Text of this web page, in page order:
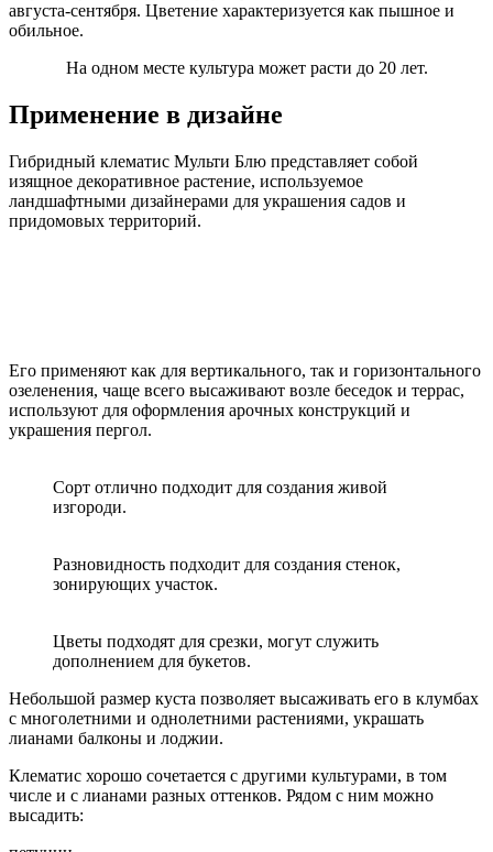
августа-сентября. Цветение характеризуется как пышное и
обильное.
На одном месте культура может расти до 20 лет.
Применение в дизайне
Гибридный клематис Мульти Блю представляет собой
изящное декоративное растение, используемое
ландшафтными дизайнерами для украшения садов и
придомовых территорий.
Его применяют как для вертикального, так и горизонтального
озеленения, чаще всего высаживают возле беседок и террас,
используют для оформления арочных конструкций и
украшения пергол.
Сорт отлично подходит для создания живой
изгороди.
Разновидность подходит для создания стенок,
зонирующих участок.
Цветы подходят для срезки, могут служить
дополнением для букетов.
Небольшой размер куста позволяет высаживать его в клумбах
с многолетними и однолетними растениями, украшать
лианами балконы и лоджии.
Клематис хорошо сочетается с другими культурами, в том
числе и с лианами разных оттенков. Рядом с ним можно
высадить: